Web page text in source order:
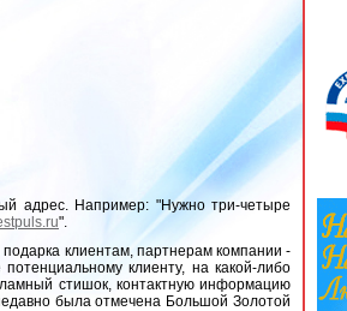
адрес. Например: "Нужно три-четыре
".
клиентам, партнерам компании -
клиенту, на какой-либо
стишок, контактную информацию
была отмечена Большой Золотой